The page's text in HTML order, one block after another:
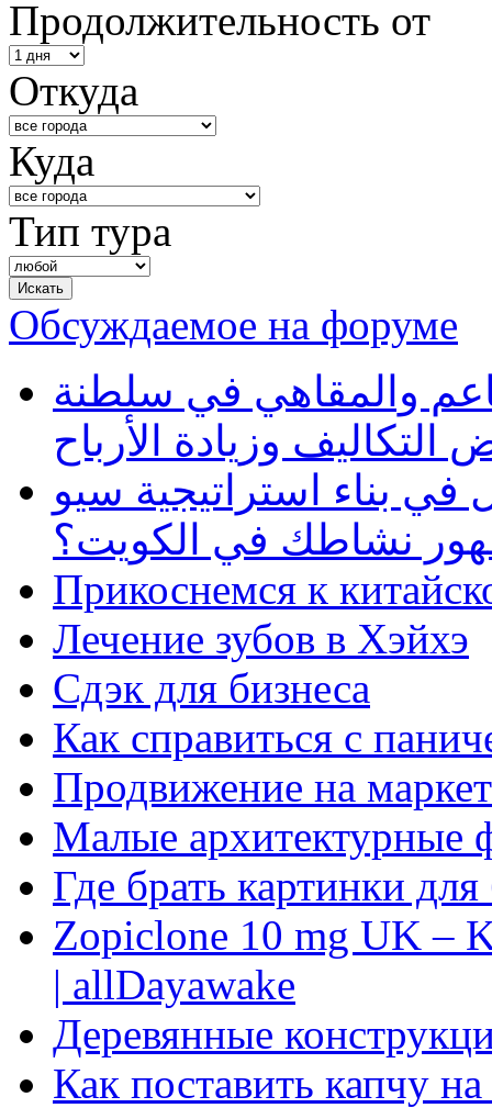
Продолжительность от
Откуда
Куда
Тип тура
Обсуждаемое на форуме
والمقاهي في سلطنة
وزيادة الأرباح
بناء استراتيجية سيو
نشاطك في الكويت؟
Прикоснемся к
Лечение зубов в Хэйхэ
Сдэк для бизнеса
Как справиться с
Продвижение на
Малые архитектурные
Где брать картинки
Zopiclone 10 mg UK –
| allDayawake
Деревянные
Как поставить капчу